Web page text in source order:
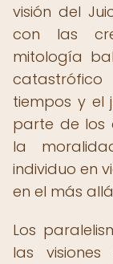
visión del
con las
mitología
tiempos y el
parte de los
la
individuo en
en el más
Los
las